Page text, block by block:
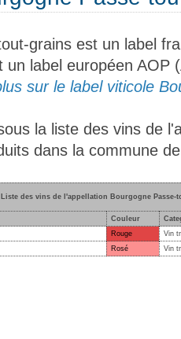
grains est un label
label européen AOP
sur le label viticole
la liste des vins de
dans la commune
Liste des vins de l'appellation Bourgogne Passe-
Couleur
Rouge
Vin
Rosé Vin